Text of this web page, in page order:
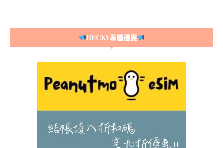
BECKY專屬優惠